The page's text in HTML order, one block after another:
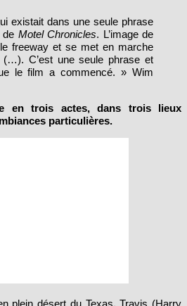
existait dans une seule phrase
deMotel Chronicles. L’image de
le freeway et se met en marche
C’est une seule phrase et
le film a commencé. » Wim
en trois actes, dans trois lieux
particulières.